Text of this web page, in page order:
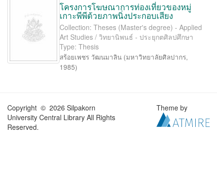
โครงการโฆษณาการท่องเที่ยวของหมู่
เกาะพีพีด้วยภาพนิ่งประกอบเสียง
Collection: Theses (Master's degree) - Applied
Art Studies / วิทยานิพนธ์ - ประยุกตศิลปศึกษา
Type: Thesis
สร้อยเพชร วัฒนมาลิน (มหาวิทยาลัยศิลปากร,
1985)
Copyright © 2026 Silpakorn
University Central Library All Rights
Reserved.
Theme by